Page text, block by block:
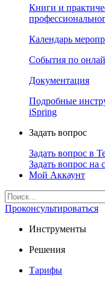
Книги и
Календарь
События по
Документация
Подробные
iSpring
Задать вопрос
Задать вопрос в
Задать вопрос на
Мой Аккаунт
Проконсультироваться
Инструменты
Решения
Тарифы